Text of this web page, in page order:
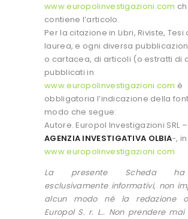
www.europolinvestigazioni.com
contiene l’articolo.
Per la citazione in Libri, Riviste, Tesi
laurea, e ogni diversa
o cartacea, di articoli (o estratti di
pubblicati in
www.europolinvestigazioni.com è
obbligatoria l’indicazione della
modo che segue:
Autore. Europol Investigazioni SRL
AGENZIA INVESTIGATIVA OLBIA-, in
www.europolinvestigazioni.com
La presente Scheda
esclusivamente informativi, non
alcun modo né la redazione
Europol S. r. L.. Non prendere